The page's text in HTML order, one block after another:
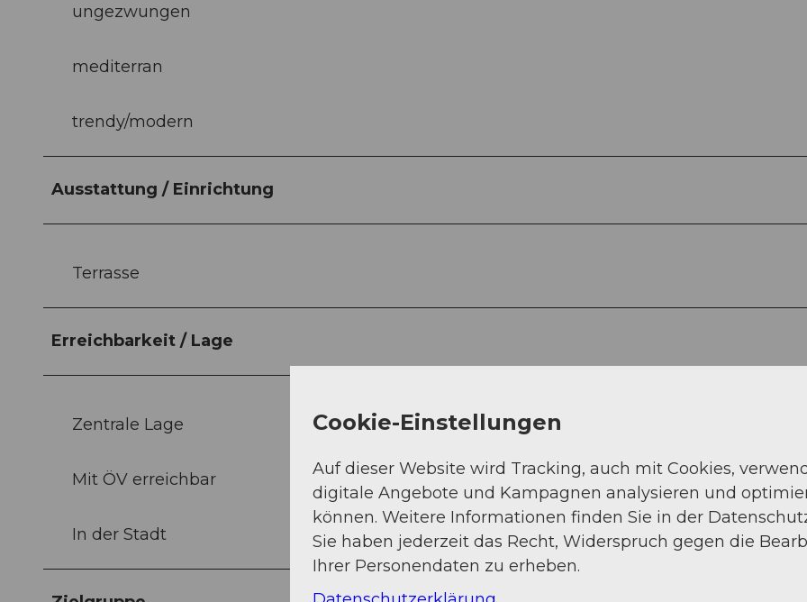
ungezwungen
mediterran
trendy/modern
Ausstattung / Einrichtung
Terrasse
Erreichbarkeit / Lage
Zentrale Lage
Mit ÖV erreichbar
In der Stadt
Cookie-Einstellungen
Auf dieser Website wird Tracking, auch mit Cookies,
digitale Angebote und Kampagnen analysieren und
können. Weitere Informationen finden Sie in der
Sie haben jederzeit das Recht, Widerspruch gegen die
Ihrer Personendaten zu erheben.